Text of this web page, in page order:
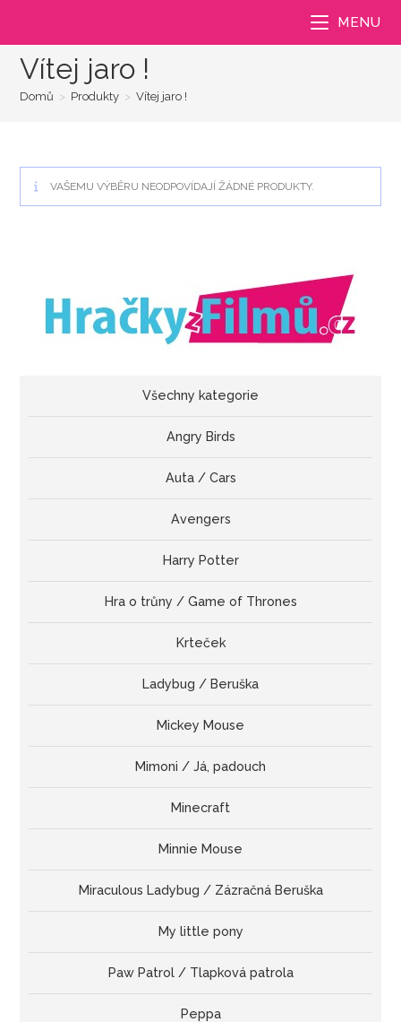
MENU
Vítej jaro !
Domů > Produkty > Vítej jaro !
VAŠEMU VÝBĚRU NEODPOVÍDAJÍ ŽÁDNÉ PRODUKTY.
Všechny kategorie
Angry Birds
Auta / Cars
Avengers
Harry Potter
Hra o trůny / Game of Thrones
Krteček
Ladybug / Beruška
Mickey Mouse
Mimoni / Já, padouch
Minecraft
Minnie Mouse
Miraculous Ladybug / Zázračná Beruška
My little pony
Paw Patrol / Tlapková patrola
Peppa